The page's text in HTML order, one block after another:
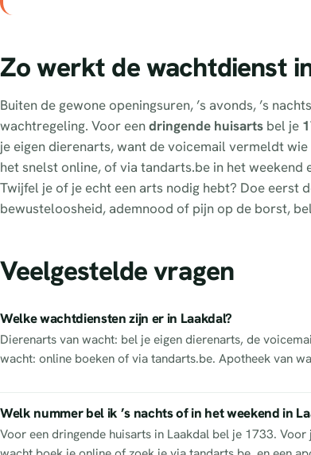
Zo werkt de wachtdienst
Buiten de gewone openingsuren, ’s avonds, ’s
wachtregeling. Voor eendringende huisarts bel je
je eigen dierenarts, want de voicemail vermeldt
het snelst online, of via tandarts.be in het weekend
Twijfel je of je echt een arts nodig hebt? Doe eerst
bewusteloosheid, ademnood of pijn op de borst,
Veelgestelde vragen
Welke wachtdiensten zijn er in Laakdal?
Dierenarts van wacht: bel je eigen dierenarts, de
wacht: online boeken of via tandarts.be. Apotheek van
Welk nummer bel ik ’s nachts of in het weekend in
Voor een dringende huisarts in Laakdal bel je 1733.